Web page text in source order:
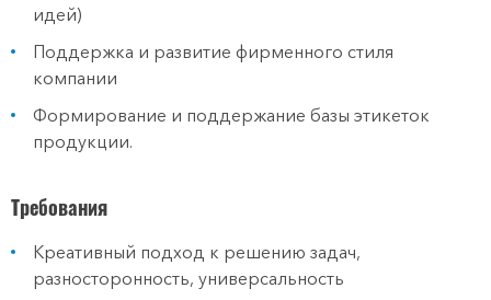
идей)
Поддержка и развитие фирменного стиля
компании
Формирование и поддержание базы этикеток
продукции.
Требования
Креативный подход к решению задач,
разносторонность, универсальность